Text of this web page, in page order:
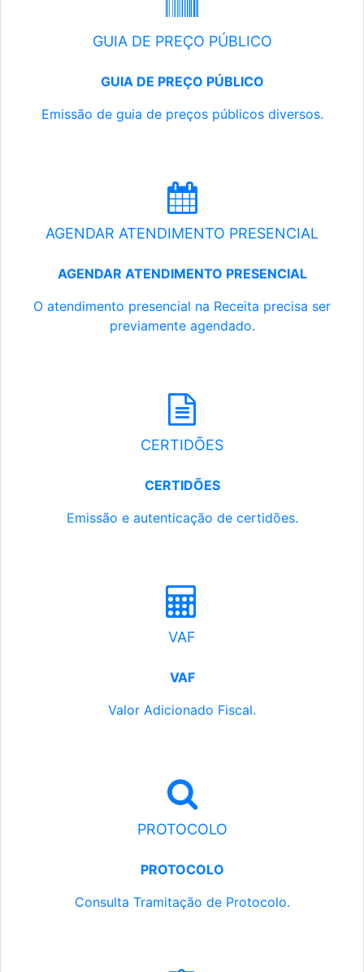
GUIA DE PREÇO PÚBLICO
GUIA DE PREÇO PÚBLICO
Emissão de guia de preços públicos diversos.
AGENDAR ATENDIMENTO PRESENCIAL
AGENDAR ATENDIMENTO PRESENCIAL
O atendimento presencial na Receita precisa ser
previamente agendado.
CERTIDÕES
CERTIDÕES
Emissão e autenticação de certidões.
VAF
VAF
Valor Adicionado Fiscal.
PROTOCOLO
PROTOCOLO
Consulta Tramitação de Protocolo.